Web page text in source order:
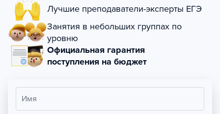
Лучшие преподаватели-эксперты ЕГЭ
Занятия в небольших группах по
уровню
Официальная гарантия
поступления на бюджет
Имя